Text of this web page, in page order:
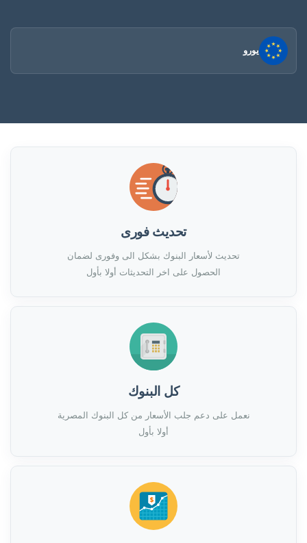
يورو
تحديث فورى
تحديث لأسعار البنوك بشكل الى وفورى لضمان
الحصول على اخر التحديثات أولا بأول
كل البنوك
نعمل على دعم جلب الأسعار من كل البنوك المصرية
أولا بأول